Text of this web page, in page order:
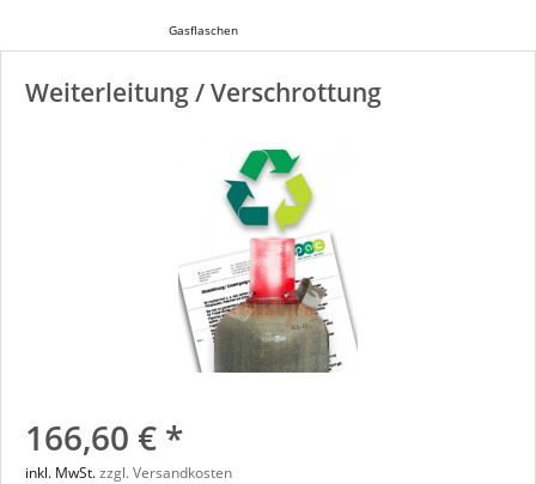
Gasflaschen
Weiterleitung / Verschrottung
166,60 € *
inkl. MwSt.zzgl. Versandkosten